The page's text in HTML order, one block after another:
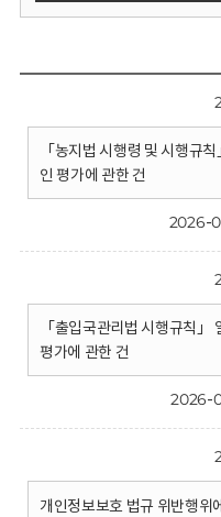
「농지법 시행령 및 시행규
인 평가에 관한 건
2026-
「출입국관리법 시행규칙
평가에 관한 건
2026-
개인정보보호 법규 위반행위